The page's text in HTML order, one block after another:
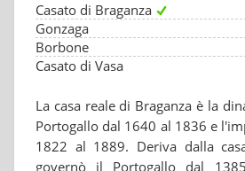
Casato di Braganza
Gonzaga
Borbone
Casato di Vasa
La casa reale di Braganza è la
Portogallo dal 1640 al 1836 e
1822 al 1889. Deriva dalla
governò il Portogallo dal